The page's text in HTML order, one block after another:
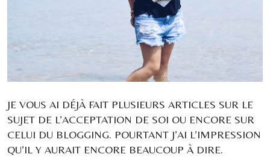
JE VOUS AI DÉJÀ FAIT PLUSIEURS ARTICLES SUR LE
SUJET DE L’ACCEPTATION DE SOI OU ENCORE SUR
CELUI DU BLOGGING. POURTANT J’AI L’IMPRESSION
QU’IL Y AURAIT ENCORE BEAUCOUP À DIRE.